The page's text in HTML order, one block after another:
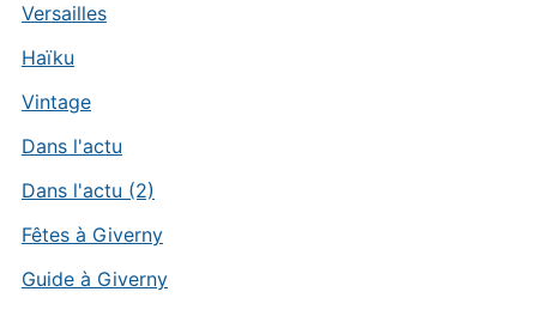
Versailles
Haïku
Vintage
Dans l'actu
Dans l'actu (2)
Fêtes à Giverny
Guide à Giverny